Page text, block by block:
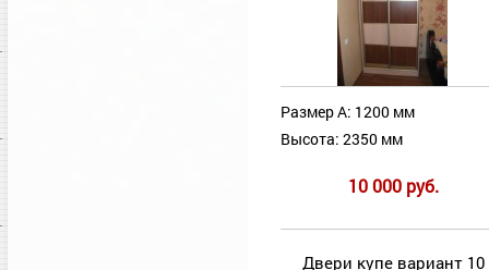
Размер А: 1200 мм
Высота: 2350 мм
10 000 руб.
Двери купе вариант 10